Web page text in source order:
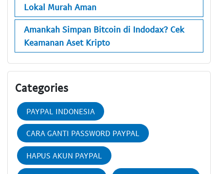
Lokal Murah Aman
Amankah Simpan Bitcoin di Indodax? Cek
Keamanan Aset Kripto
Categories
PAYPAL INDONESIA
CARA GANTI PASSWORD PAYPAL
HAPUS AKUN PAYPAL